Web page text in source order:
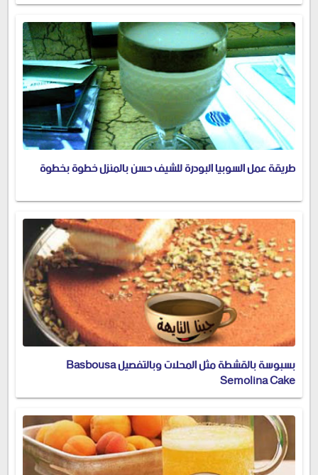
طريقة عمل السوبيا البودرة للشيف حسن بالمنزل خطوة بخطوة
بسبوسة بالقشطة مثل المحلات وبالتفصيل Basbousa
Semolina Cake